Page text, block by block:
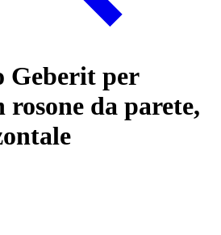
Geberit per
rosone da parete,